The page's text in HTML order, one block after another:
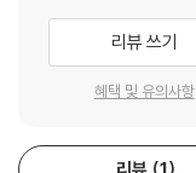
리뷰 쓰기
혜택 및 유의사항